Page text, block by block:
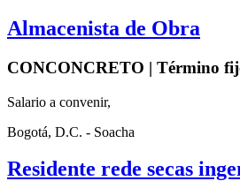
Almacenista de Obra
CONCONCRETO | Término
Salario a convenir,
Bogotá, D.C. - Soacha
Residente rede secas